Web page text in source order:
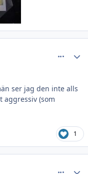
ser jag den inte alls
aggressiv (som
1